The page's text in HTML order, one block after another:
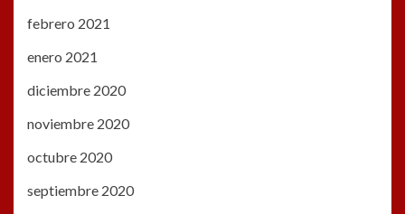
febrero 2021
enero 2021
diciembre 2020
noviembre 2020
octubre 2020
septiembre 2020